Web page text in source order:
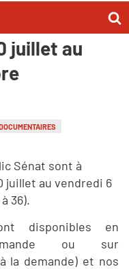
d'été
juillet au
Sénat sont à
juillet au vendredi 6
36).
disponibles en
ou sur
la demande) et nos